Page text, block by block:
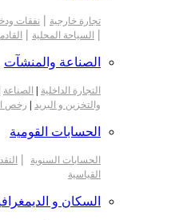
تجارة خارجية | نفقات
| السياحة المحلية |
الصناعة والمنشآت
التجارة الداخلية | الصناعة
والتخزين و البريد | رخص
الحسابات القومية
الحسابات السنوية |
القياسية
السكان و